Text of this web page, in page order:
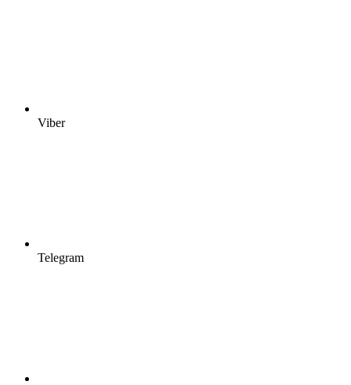
Viber
Telegram